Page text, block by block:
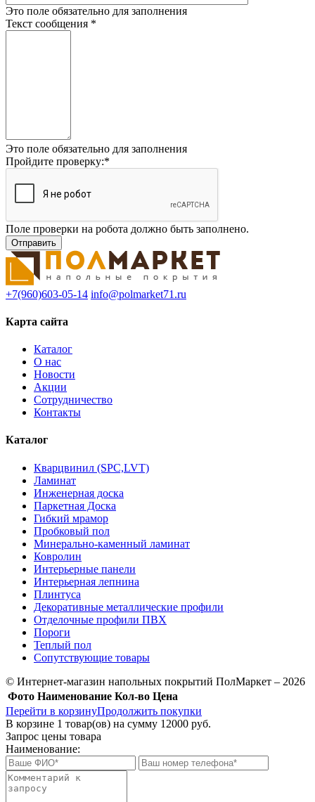
Это поле обязательно для заполнения
Текст сообщения *
Это поле обязательно для заполнения
Пройдите проверку:*
Поле проверки на робота должно быть заполнено.
+7(960)603-05-14 info@polmarket71.ru
Карта сайта
Каталог
О нас
Новости
Акции
Сотрудничество
Контакты
Каталог
Кварцвинил (SPC,LVT)
Ламинат
Инженерная доска
Паркетная Доска
Гибкий мрамор
Пробковый пол
Минерально-каменный ламинат
Ковролин
Интерьерные панели
Интерьерная лепнина
Плинтуса
Декоративные металлические профили
Отделочные профили ПВХ
Пороги
Теплый пол
Сопутствующие товары
© Интернет-магазин напольных покрытий ПолМаркет – 2026
Фото Наименование Кол-во Цена
Перейти в корзинуПродолжить покупки
В корзине 1 товар(ов) на сумму 12000 руб.
Запрос цены товара
Наименование: